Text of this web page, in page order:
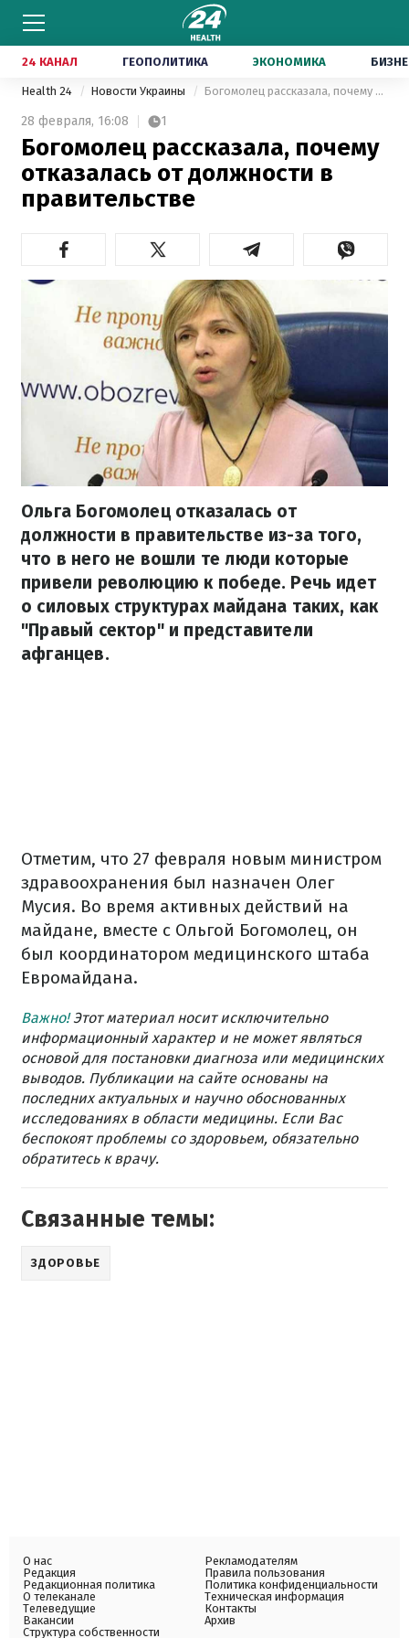
24 КАНАЛ ГЕОПОЛИТИКА ЭКОНОМИКА
Health 24 Новости Украины Богомолец рассказала, почему отказалась от должности в правительстве
28 февраля, 16:08 1
Богомолец рассказала, почему
отказалась от должности в
правительстве
Ольга Богомолец отказалась от
должности в правительстве из-за того,
что в него не вошли те люди которые
привели революцию к победе. Речь идет
о силовых структурах майдана таких, как
"Правый сектор" и представители
афганцев.
Отметим, что 27 февраля новым министром
здравоохранения был назначен Олег
Мусия. Во время активных действий на
майдане, вместе с Ольгой Богомолец, он
был координатором медицинского штаба
Евромайдана.
Важно!Этот материал носит исключительно
информационный характер и не может являться
основой для постановки диагноза или медицинских
выводов. Публикации на сайте основаны на
последних актуальных и научно обоснованных
исследованиях в области медицины. Если Вас
беспокоят проблемы со здоровьем, обязательно
обратитесь к врачу.
Связанные темы:
ЗДОРОВЬЕ
О нас
Редакция
Редакционная политика
О телеканале
Телеведущие
Вакансии
Структура собственности
Рекламодателям
Правила пользования
Политика конфиденциальности
Техническая информация
Контакты
Архив